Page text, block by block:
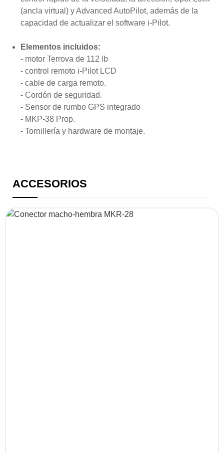
(ancla virtual) y Advanced AutoPilot, además de la
capacidad de actualizar el software i-Pilot.
Elementos incluidos:
- motor Terrova de 112 lb
- control remoto i-Pilot LCD
- cable de carga remoto.
- Cordón de seguridad.
- Sensor de rumbo GPS integrado
- MKP-38 Prop.
- Tornillería y hardware de montaje.
ACCESORIOS